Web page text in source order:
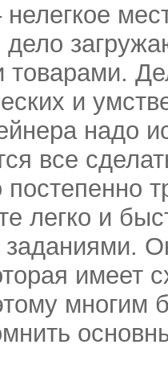
нелегкое
дело
и
надо
все
постепенно
легко и
имеет
многим